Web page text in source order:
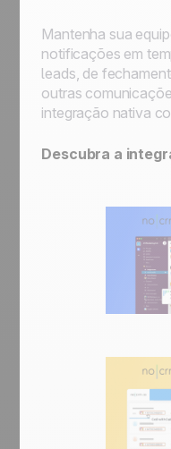
Mantenha sua
notificações em
leads, de
outras
integração nativa
Descubra a